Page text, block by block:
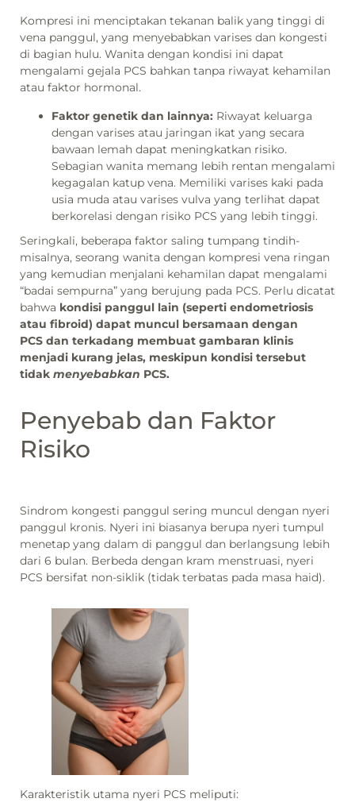
Kompresi ini menciptakan tekanan balik yang tinggi di
vena panggul, yang menyebabkan varises dan kongesti
di bagian hulu. Wanita dengan kondisi ini dapat
mengalami gejala PCS bahkan tanpa riwayat kehamilan
atau faktor hormonal.
Faktor genetik dan lainnya: Riwayat keluarga
dengan varises atau jaringan ikat yang secara
bawaan lemah dapat meningkatkan risiko.
Sebagian wanita memang lebih rentan mengalami
kegagalan katup vena. Memiliki varises kaki pada
usia muda atau varises vulva yang terlihat dapat
berkorelasi dengan risiko PCS yang lebih tinggi.
Seringkali, beberapa faktor saling tumpang tindih-
misalnya, seorang wanita dengan kompresi vena ringan
yang kemudian menjalani kehamilan dapat mengalami
“badai sempurna” yang berujung pada PCS. Perlu dicatat
bahwa kondisi panggul lain (seperti endometriosis
atau fibroid) dapat muncul bersamaan dengan
PCS dan terkadang membuat gambaran klinis
menjadi kurang jelas, meskipun kondisi tersebut
tidak menyebabkan PCS.
Penyebab dan Faktor
Risiko
Sindrom kongesti panggul sering muncul dengan nyeri
panggul kronis. Nyeri ini biasanya berupa nyeri tumpul
menetap yang dalam di panggul dan berlangsung lebih
dari 6 bulan. Berbeda dengan kram menstruasi, nyeri
PCS bersifat non-siklik (tidak terbatas pada masa haid).
Karakteristik utama nyeri PCS meliputi: